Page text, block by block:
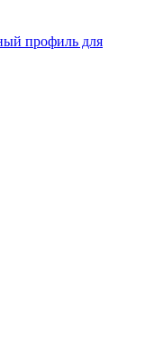
профиль для